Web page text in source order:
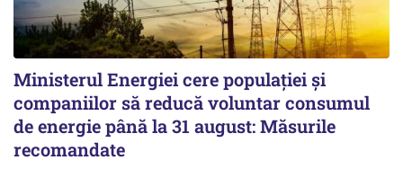
Ministerul Energiei cere populației și
companiilor să reducă voluntar consumul
de energie până la 31 august: Măsurile
recomandate